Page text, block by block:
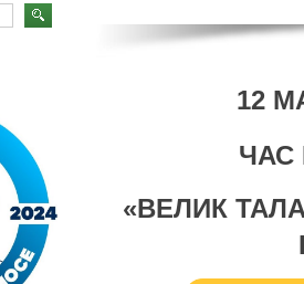
12
ЧАС
«ВЕЛИК